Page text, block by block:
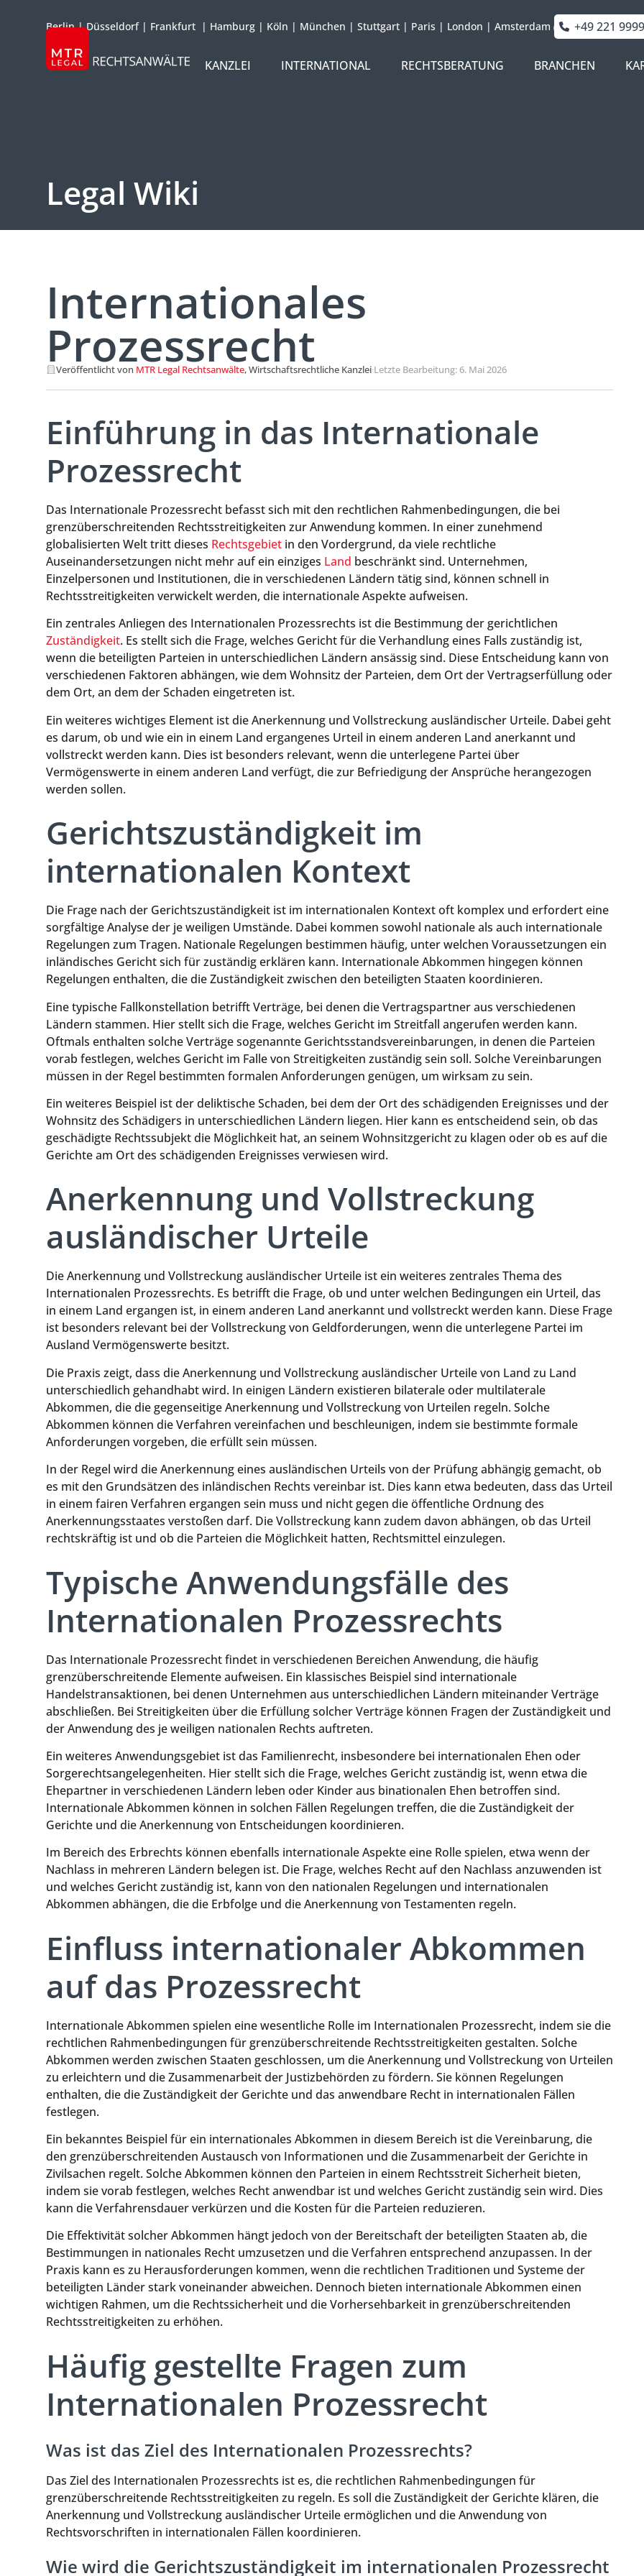
Berlin|Düsseldorf| Frankfurt | Hamburg | Köln | München | Stuttgart | Paris | London | Amsterdam +49 221
KANZLEI
INTERNATIONAL RECHTSBERATUNG BRANCHEN
Legal Wiki
Internationales
Prozessrecht
Veröffentlicht von MTR Legal Rechtsanwälte, Wirtschaftsrechtliche Kanzlei·Letzte Bearbeitung: 6. Mai 2026
Einführung in das Internationale
Prozessrecht
Das Internationale Prozessrecht befasst sich mit den rechtlichen Rahmenbedingungen, die bei
grenzüberschreitenden Rechtsstreitigkeiten zur Anwendung kommen. In einer zunehmend
globalisierten Welt tritt dieses Rechtsgebiet in den Vordergrund, da viele rechtliche
Auseinandersetzungen nicht mehr auf ein einziges Land beschränkt sind. Unternehmen,
Einzelpersonen und Institutionen, die in verschiedenen Ländern tätig sind, können schnell in
Rechtsstreitigkeiten verwickelt werden, die internationale Aspekte aufweisen.
Ein zentrales Anliegen des Internationalen Prozessrechts ist die Bestimmung der gerichtlichen
Zuständigkeit. Es stellt sich die Frage, welches Gericht für die Verhandlung eines Falls zuständig ist,
wenn die beteiligten Parteien in unterschiedlichen Ländern ansässig sind. Diese Entscheidung kann von
verschiedenen Faktoren abhängen, wie dem Wohnsitz der Parteien, dem Ort der Vertragserfüllung oder
dem Ort, an dem der Schaden eingetreten ist.
Ein weiteres wichtiges Element ist die Anerkennung und Vollstreckung ausländischer Urteile. Dabei geht
es darum, ob und wie ein in einem Land ergangenes Urteil in einem anderen Land anerkannt und
vollstreckt werden kann. Dies ist besonders relevant, wenn die unterlegene Partei über
Vermögenswerte in einem anderen Land verfügt, die zur Befriedigung der Ansprüche herangezogen
werden sollen.
Gerichtszuständigkeit im
internationalen Kontext
Die Frage nach der Gerichtszuständigkeit ist im internationalen Kontext oft komplex und erfordert eine
sorgfältige Analyse der je weiligen Umstände. Dabei kommen sowohl nationale als auch internationale
Regelungen zum Tragen. Nationale Regelungen bestimmen häufig, unter welchen Voraussetzungen ein
inländisches Gericht sich für zuständig erklären kann. Internationale Abkommen hingegen können
Regelungen enthalten, die die Zuständigkeit zwischen den beteiligten Staaten koordinieren.
Eine typische Fallkonstellation betrifft Verträge, bei denen die Vertragspartner aus verschiedenen
Ländern stammen. Hier stellt sich die Frage, welches Gericht im Streitfall angerufen werden kann.
Oftmals enthalten solche Verträge sogenannte Gerichtsstandsvereinbarungen, in denen die Parteien
vorab festlegen, welches Gericht im Falle von Streitigkeiten zuständig sein soll. Solche Vereinbarungen
müssen in der Regel bestimmten formalen Anforderungen genügen, um wirksam zu sein.
Ein weiteres Beispiel ist der deliktische Schaden, bei dem der Ort des schädigenden Ereignisses und der
Wohnsitz des Schädigers in unterschiedlichen Ländern liegen. Hier kann es entscheidend sein, ob das
geschädigte Rechtssubjekt die Möglichkeit hat, an seinem Wohnsitzgericht zu klagen oder ob es auf die
Gerichte am Ort des schädigenden Ereignisses verwiesen wird.
Anerkennung und Vollstreckung
ausländischer Urteile
Die Anerkennung und Vollstreckung ausländischer Urteile ist ein weiteres zentrales Thema des
Internationalen Prozessrechts. Es betrifft die Frage, ob und unter welchen Bedingungen ein Urteil, das
in einem Land ergangen ist, in einem anderen Land anerkannt und vollstreckt werden kann. Diese Frage
ist besonders relevant bei der Vollstreckung von Geldforderungen, wenn die unterlegene Partei im
Ausland Vermögenswerte besitzt.
Die Praxis zeigt, dass die Anerkennung und Vollstreckung ausländischer Urteile von Land zu Land
unterschiedlich gehandhabt wird. In einigen Ländern existieren bilaterale oder multilaterale
Abkommen, die die gegenseitige Anerkennung und Vollstreckung von Urteilen regeln. Solche
Abkommen können die Verfahren vereinfachen und beschleunigen, indem sie bestimmte formale
Anforderungen vorgeben, die erfüllt sein müssen.
In der Regel wird die Anerkennung eines ausländischen Urteils von der Prüfung abhängig gemacht, ob
es mit den Grundsätzen des inländischen Rechts vereinbar ist. Dies kann etwa bedeuten, dass das Urteil
in einem fairen Verfahren ergangen sein muss und nicht gegen die öffentliche Ordnung des
Anerkennungsstaates verstoßen darf. Die Vollstreckung kann zudem davon abhängen, ob das Urteil
rechtskräftig ist und ob die Parteien die Möglichkeit hatten, Rechtsmittel einzulegen.
Typische Anwendungsfälle des
Internationalen Prozessrechts
Das Internationale Prozessrecht findet in verschiedenen Bereichen Anwendung, die häufig
grenzüberschreitende Elemente aufweisen. Ein klassisches Beispiel sind internationale
Handelstransaktionen, bei denen Unternehmen aus unterschiedlichen Ländern miteinander Verträge
abschließen. Bei Streitigkeiten über die Erfüllung solcher Verträge können Fragen der Zuständigkeit und
der Anwendung des je weiligen nationalen Rechts auftreten.
Ein weiteres Anwendungsgebiet ist das Familienrecht, insbesondere bei internationalen Ehen oder
Sorgerechtsangelegenheiten. Hier stellt sich die Frage, welches Gericht zuständig ist, wenn etwa die
Ehepartner in verschiedenen Ländern leben oder Kinder aus binationalen Ehen betroffen sind.
Internationale Abkommen können in solchen Fällen Regelungen treffen, die die Zuständigkeit der
Gerichte und die Anerkennung von Entscheidungen koordinieren.
Im Bereich des Erbrechts können ebenfalls internationale Aspekte eine Rolle spielen, etwa wenn der
Nachlass in mehreren Ländern belegen ist. Die Frage, welches Recht auf den Nachlass anzuwenden ist
und welches Gericht zuständig ist, kann von den nationalen Regelungen und internationalen
Abkommen abhängen, die die Erbfolge und die Anerkennung von Testamenten regeln.
Einfluss internationaler Abkommen
auf das Prozessrecht
Internationale Abkommen spielen eine wesentliche Rolle im Internationalen Prozessrecht, indem sie die
rechtlichen Rahmenbedingungen für grenzüberschreitende Rechtsstreitigkeiten gestalten. Solche
Abkommen werden zwischen Staaten geschlossen, um die Anerkennung und Vollstreckung von Urteilen
zu erleichtern und die Zusammenarbeit der Justizbehörden zu fördern. Sie können Regelungen
enthalten, die die Zuständigkeit der Gerichte und das anwendbare Recht in internationalen Fällen
festlegen.
Ein bekanntes Beispiel für ein internationales Abkommen in diesem Bereich ist die Vereinbarung, die
den grenzüberschreitenden Austausch von Informationen und die Zusammenarbeit der Gerichte in
Zivilsachen regelt. Solche Abkommen können den Parteien in einem Rechtsstreit Sicherheit bieten,
indem sie vorab festlegen, welches Recht anwendbar ist und welches Gericht zuständig sein wird. Dies
kann die Verfahrensdauer verkürzen und die Kosten für die Parteien reduzieren.
Die Effektivität solcher Abkommen hängt jedoch von der Bereitschaft der beteiligten Staaten ab, die
Bestimmungen in nationales Recht umzusetzen und die Verfahren entsprechend anzupassen. In der
Praxis kann es zu Herausforderungen kommen, wenn die rechtlichen Traditionen und Systeme der
beteiligten Länder stark voneinander abweichen. Dennoch bieten internationale Abkommen einen
wichtigen Rahmen, um die Rechtssicherheit und die Vorhersehbarkeit in grenzüberschreitenden
Rechtsstreitigkeiten zu erhöhen.
Häufig gestellte Fragen zum
Internationalen Prozessrecht
Was ist das Ziel des Internationalen Prozessrechts?
Das Ziel des Internationalen Prozessrechts ist es, die rechtlichen Rahmenbedingungen für
grenzüberschreitende Rechtsstreitigkeiten zu regeln. Es soll die Zuständigkeit der Gerichte klären, die
Anerkennung und Vollstreckung ausländischer Urteile ermöglichen und die Anwendung von
Rechtsvorschriften in internationalen Fällen koordinieren.
Wie wird die Gerichtszuständigkeit im internationalen Prozessrecht